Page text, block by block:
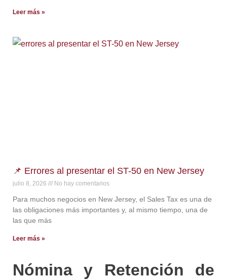
Leer más »
📌 Errores al presentar el ST-50 en New Jersey
julio 8, 2026 No hay comentarios
Para muchos negocios en New Jersey, el Sales Tax es una de
las obligaciones más importantes y, al mismo tiempo, una de
las que más
Leer más »
Nómina y Retención de